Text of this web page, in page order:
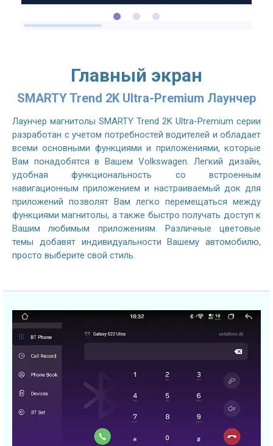
Главный экран
SMARTY Trend 2K Ultra-Premium Лаунчер
Лаунчер магнитолы SMARTY Trend 2K Ultra-Premium серии
разработан с учетом потребностей водителей и обладает
всеми основными функциями и приложениями, которые
Вам понадобятся в Вашем Volkswagen. Легкий дизайн,
удобная функциональность со встроенным
навигационным приложением и настраиваемый док для
приложений позволят Вам легко перемещаться между
функциями магнитолы, а также быстро получать доступ к
Вашим любимым приложениям. Различные цветовые
темы добавят индивидуальности Вашему автомобилю,
просто выберите свой стиль.